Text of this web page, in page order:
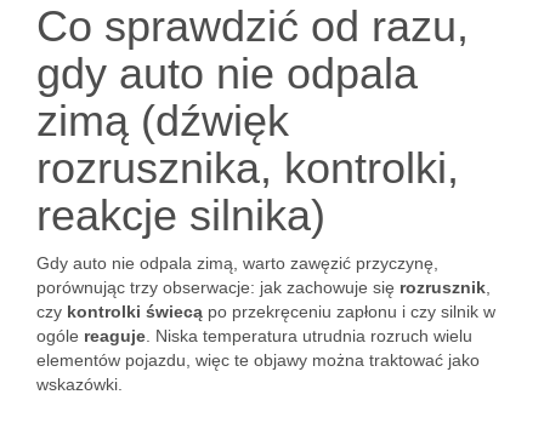
Co sprawdzić od razu,
gdy auto nie odpala
zimą (dźwięk
rozrusznika, kontrolki,
reakcje silnika)
Gdy auto nie odpala zimą, warto zawęzić przyczynę,
porównując trzy obserwacje: jak zachowuje się rozrusznik
czy kontrolki świecą po przekręceniu zapłonu i czy silnik w
ogóle reaguje . Niska temperatura utrudnia rozruch wielu
elementów pojazdu, więc te objawy można traktować jako
wskazówki.